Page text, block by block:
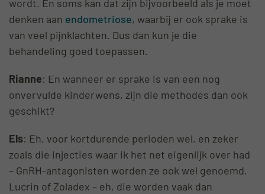
denken aan endometriose, waarbij er ook sprake is
van veel pijnklachten. Dus dan kun je die
behandeling goed toepassen.
Rianne: En wanneer er sprake is van een nog
onvervulde kinderwens, zijn die methodes dan ook
geschikt?
Els: Eh, voor kortdurende perioden wel, en zeker
zoals die injecties waar ik het net eigenlijk over had
– GnRH-antagonisten worden ze ook wel genoemd,
Lucrin of Zoladex – eh, die worden vaak dan